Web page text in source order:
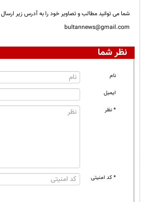
شما می توانید مطالب و تصاویر خود را به آدرس زیر ارسال
bultannews@gmail.com
نظر شما
نام
ایمیل
* نظر
* کد امنیتی